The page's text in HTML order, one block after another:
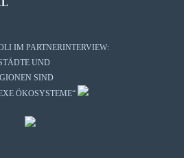
IM PARTNERINTERVIEW:
UND
SIND
ÖKOSYSTEME“